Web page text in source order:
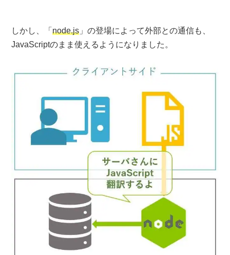
しかし、「node.js 」の登場によって外部との通信も、
JavaScriptのまま使えるようになりました。